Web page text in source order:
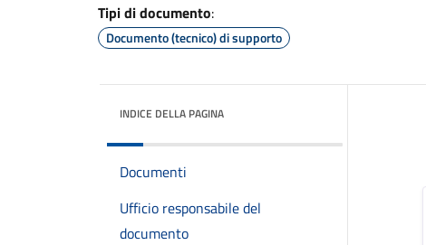
Tipi di documento:
Documento (tecnico) di supporto
INDICE DELLA PAGINA
Documenti
Ufficio responsabile del
documento